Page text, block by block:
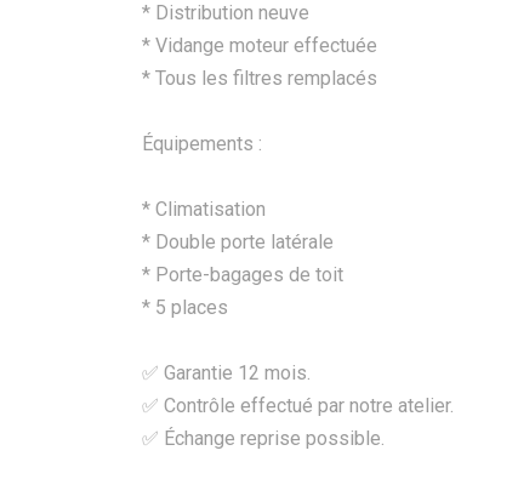
* Distribution neuve
* Vidange moteur effectuée
* Tous les filtres remplacés
Équipements :
* Climatisation
* Double porte latérale
* Porte-bagages de toit
* 5 places
✅ Garantie 12 mois.
✅ Contrôle effectué par notre atelier.
✅ Échange reprise possible.